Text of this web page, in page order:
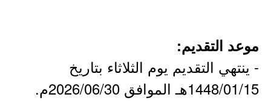
موعد التقديم:
- ينتهي التقديم يوم الثلاثاء بتاريخ
1448/01/15هـ الموافق 2026/06/30م.